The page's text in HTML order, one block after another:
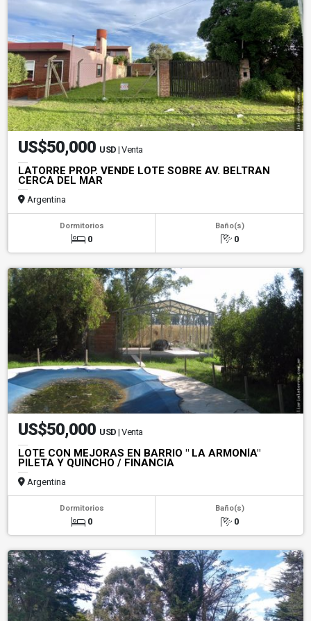
US$50,000 USD | Venta
LATORRE PROP. VENDE LOTE SOBRE AV. BELTRAN
CERCA DEL MAR
Argentina
Dormitorios
0
Baño(s)
0
US$50,000 USD | Venta
LOTE CON MEJORAS EN BARRIO " LA ARMONÍA"
PILETA Y QUINCHO / FINANCIA
Argentina
Dormitorios
0
Baño(s)
0